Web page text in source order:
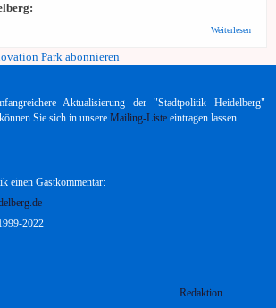
Weiterlesen
Was
Aktualisierung der "Stadtpolitik Heidelberg"
Sie sich in unsere Mailing-Liste eintragen lassen.
einen Gastkommentar:
2022
Redaktion